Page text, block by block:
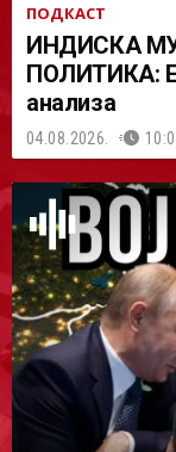
ПОДКАСТ
ИНДИСКА
ПОЛИТИКА:
анализа
04.08.2026.